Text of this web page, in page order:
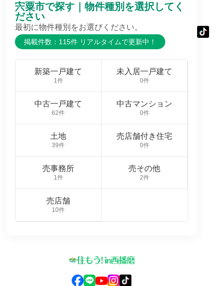
宍粟市で探す｜物件種別を選択してく
ださい
最初に物件種別をお選びください。
掲載件数：115件 リアルタイムで更新中！
新築一戸建て
1件
未入居一戸建て
0件
中古一戸建て
62件
中古マンション
0件
土地
39件
売店舗付き住宅
0件
売事務所
1件
売その他
2件
売店舗
10件